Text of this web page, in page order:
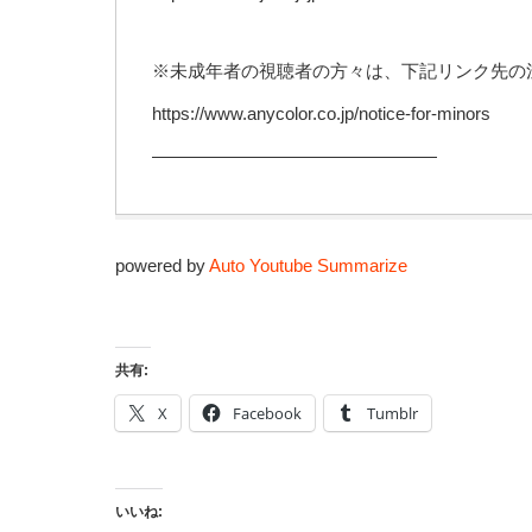
※未成年者の視聴者の方々は、下記リンク先の
https://www.anycolor.co.jp/notice-for-minors
————————————————
powered byAuto Youtube Summarize
共有:
X Facebook Tumblr
いいね: